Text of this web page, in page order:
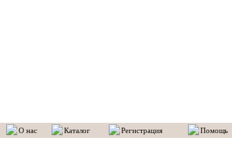
О нас Каталог Регистрация Помощь